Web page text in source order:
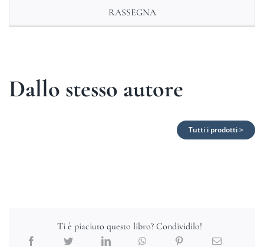
RASSEGNA
Dallo stesso autore
Tutti i prodotti >
Ti è piaciuto questo libro? Condividilo!